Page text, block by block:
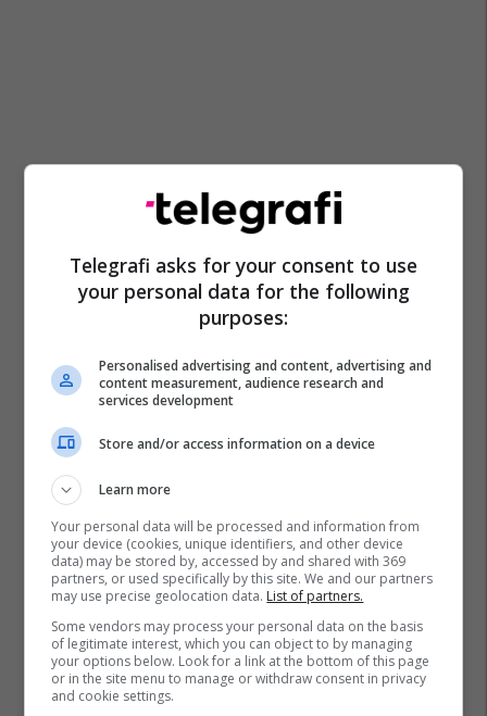
Napoli Mario Rui
Telegrafi asks for your consent to use
your personal data for the following
purposes:
Personalised advertising and content, advertising and
content measurement, audience research and
services development
Store and/or access information on a device
Learn more
Your personal data will be processed and information from
your device (cookies, unique identifiers, and other device
data) may be stored by, accessed by and shared with 369
partners, or used specifically by this site. We and our partners
may use precise geolocation data. List of partners.
Some vendors may process your personal data on the basis
of legitimate interest, which you can object to by managing
your options below. Look for a link at the bottom of this page
or in the site menu to manage or withdraw consent in privacy
and cookie settings.